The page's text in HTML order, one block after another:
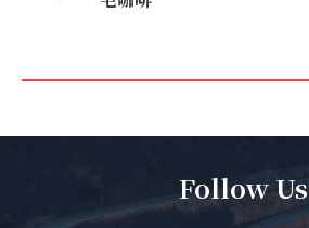
Follow Us